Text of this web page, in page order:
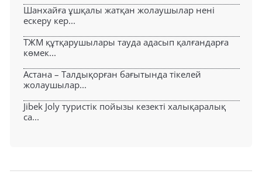
Шанхайға ұшқалы жатқан жолаушылар нені
ескеру кер...
ТЖМ құтқарушылары тауда адасып қалғандарға
көмек...
Астана – Талдықорған бағытында тікелей
жолаушылар...
Jibek Joly туристік пойызы кезекті халықаралық
са...